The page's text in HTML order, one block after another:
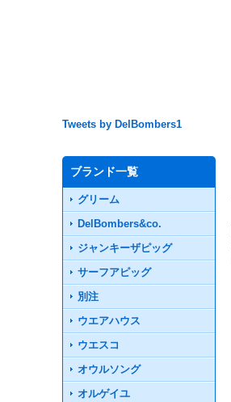
Tweets by DelBombers1
ブランド一覧
グリーム
DelBombers&co.
ジャンキーザピッグ
サーフアピッグ
別注
ウエアハウス
ウエスコ
オウルソング
オルゲイユ